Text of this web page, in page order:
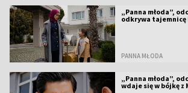
„Panna młoda”,
odkrywa tajemnicę
PANNA MŁODA
„Panna młoda”,
wdaje się w bójkę z